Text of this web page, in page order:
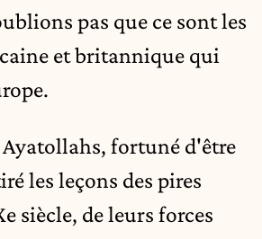
pas que ce sont les
et britannique qui
Ayatollahs, fortuné d'être
les leçons des pires
siècle, de leurs forces